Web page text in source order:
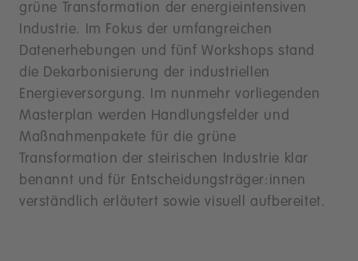
grüne Transformation der energieintensiven
Industrie. Im Fokus der umfangreichen
Datenerhebungen und fünf Workshops stand
die Dekarbonisierung der industriellen
Energieversorgung. Im nunmehr vorliegenden
Masterplan werden Handlungsfelder und
Maßnahmenpakete für die grüne
Transformation der steirischen Industrie klar
benannt und für Entscheidungsträger:innen
verständlich erläutert sowie visuell aufbereitet.